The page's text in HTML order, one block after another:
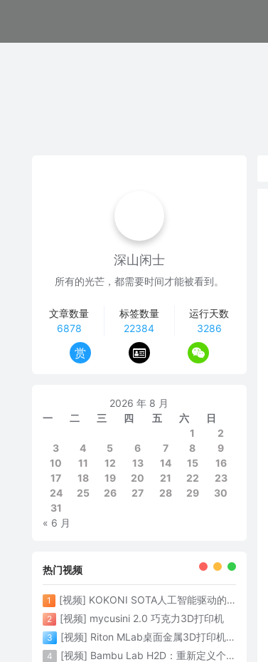
深山闲士
所有的光芒，都需要时间才能被看到。
文章数量
6878
标签数量
22384
运行天数
3286
赏
2026 年 8 月
一
二 三 四 五 六
日
1
2
3
4 5 6 7 8
9
10
11 12 13 14 15
16
17
18 19 20 21 22
23
24
25 26 27 28 29
30
31
« 6 月
热门视频
1 [视频] KOKONI SOTA人工智能驱动的3D打印革命 倒立打印600mm/s
2 [视频] mycusini 2.0 巧克力3D打印机
3 [视频] Riton MLab桌面金属3D打印机：体积小性能强大
4 [视频] Bambu Lab H2D：重新定义个人智造